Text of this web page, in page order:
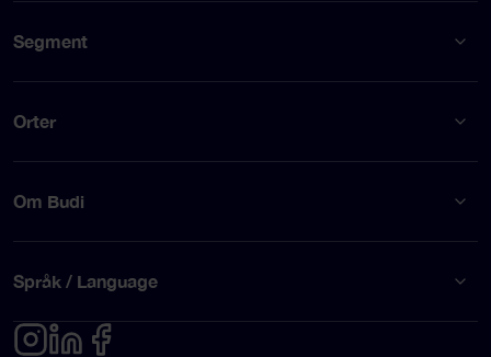
Segment
Orter
Om Budi
Språk / Language